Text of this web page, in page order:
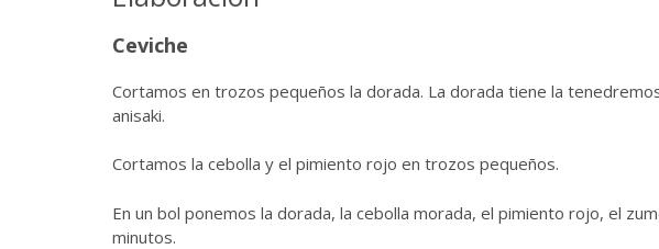
Ceviche
Cortamos en trozos pequeños la dorada. La dorada tiene la
anisaki.
Cortamos la cebolla y el pimiento rojo en trozos pequeños.
En un bol ponemos la dorada, la cebolla morada, el pimiento rojo, el
minutos.